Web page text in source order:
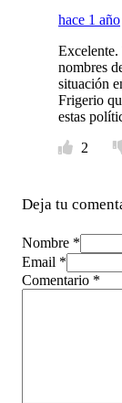
hace 1 año
Excelente.
nombres
situación
Frigerio
estas
2
Deja tu
Nombre *
Email *
Comentario *